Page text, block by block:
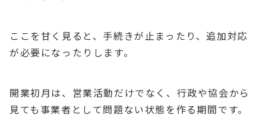
ここを甘く見ると、手続きが止まったり、追加対応
が必要になったりします。
開業初月は、営業活動だけでなく、行政や協会から
見ても事業者として問題ない状態を作る期間です。